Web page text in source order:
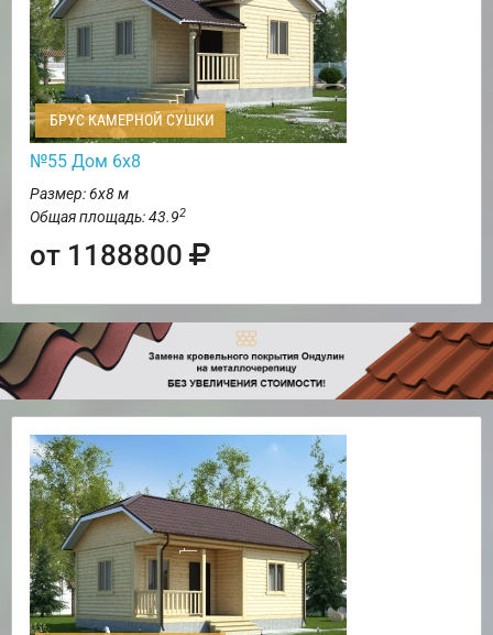
БРУС КАМЕРНОЙ СУШКИ
№55 Дом 6х8
Размер: 6х8 м
Общая площадь: 43.92
от 1188800